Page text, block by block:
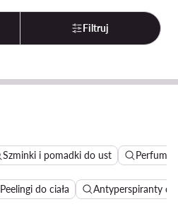
Filtruj
Szminki i pomadki do ust Perfumy
Peelingi do ciała Antyperspiranty